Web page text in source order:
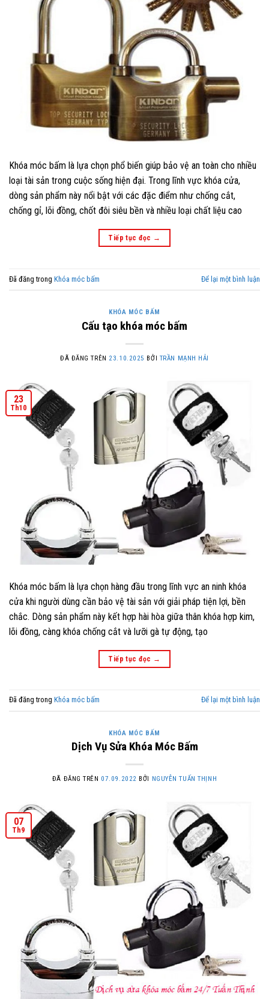
Khóa móc bấm là lựa chọn phổ biến giúp bảo vệ an toàn cho nhiều
loại tài sản trong cuộc sống hiện đại. Trong lĩnh vực khóa cửa,
dòng sản phẩm này nổi bật với các đặc điểm như chống cắt,
chống gỉ, lõi đồng, chốt đôi siêu bền và nhiều loại chất liệu cao
Tiếp tục đọc →
Đã đăng trong Khóa móc bấm Để lại một bình luận
KHÓA MÓC BẤM
Cấu tạo khóa móc bấm
ĐÃ ĐĂNG TRÊN 23.10.2025 BỞI TRẦN MẠNH HẢI
23
Th10
Khóa móc bấm là lựa chọn hàng đầu trong lĩnh vực an ninh khóa
cửa khi người dùng cần bảo vệ tài sản với giải pháp tiện lợi, bền
chắc. Dòng sản phẩm này kết hợp hài hòa giữa thân khóa hợp kim,
lõi đồng, càng khóa chống cắt và lưỡi gà tự động, tạo
Tiếp tục đọc →
Đã đăng trong Khóa móc bấm Để lại một bình luận
KHÓA MÓC BẤM
Dịch Vụ Sửa Khóa Móc Bấm
ĐÃ ĐĂNG TRÊN 07.09.2022 BỞI NGUYỄN TUẤN THỊNH
07
Th9